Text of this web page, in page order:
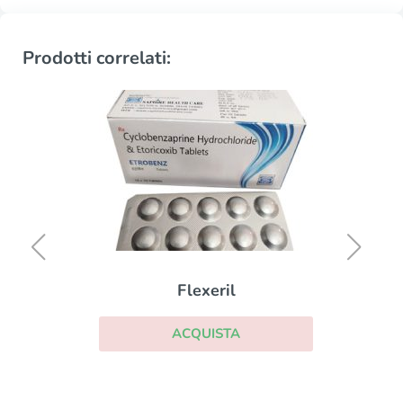
Prodotti correlati:
Flexeril
ACQUISTA